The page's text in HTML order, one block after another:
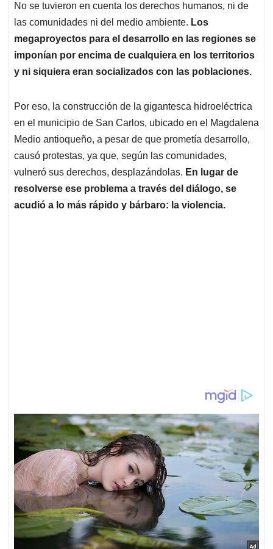
No se tuvieron en cuenta los derechos humanos, ni de
las comunidades ni del medio ambiente. Los
megaproyectos para el desarrollo en las regiones se
imponían por encima de cualquiera en los territorios
y ni siquiera eran socializados con las poblaciones.
Por eso, la construcción de la gigantesca hidroeléctrica
en el municipio de San Carlos, ubicado en el Magdalena
Medio antioqueño, a pesar de que prometía desarrollo,
causó protestas, ya que, según las comunidades,
vulneró sus derechos, desplazándolas. En lugar de
resolverse ese problema a través del diálogo, se
acudió a lo más rápido y bárbaro: la violencia.